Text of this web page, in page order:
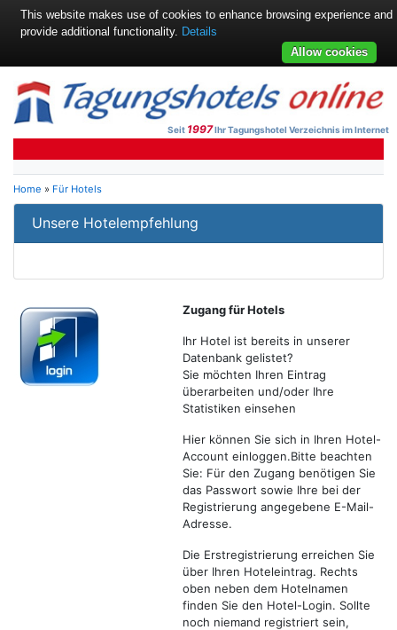
Seit 1997Ihr Tagungshotel Verzeichnis im Internet
Home » Für Hotels
Unsere Hotelempfehlung
Zugang für Hotels
Ihr Hotel ist bereits in unserer
Datenbank gelistet?
Sie möchten Ihren Eintrag
überarbeiten und/oder Ihre
Statistiken einsehen
Hier können Sie sich in Ihren Hotel-
Account einloggen.Bitte beachten
Sie: Für den Zugang benötigen Sie
das Passwort sowie Ihre bei der
Registrierung angegebene E-Mail-
Adresse.
Die Erstregistrierung erreichen Sie
über Ihren Hoteleintrag. Rechts
oben neben dem Hotelnamen
finden Sie den Hotel-Login. Sollte
noch niemand registriert sein,
This website makes use of cookies to enhance browsing experience and
provide additional functionality. Details
Allow cookies